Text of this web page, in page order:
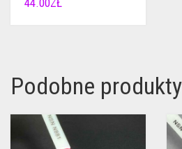
44.00ZŁ
Podobne produkty